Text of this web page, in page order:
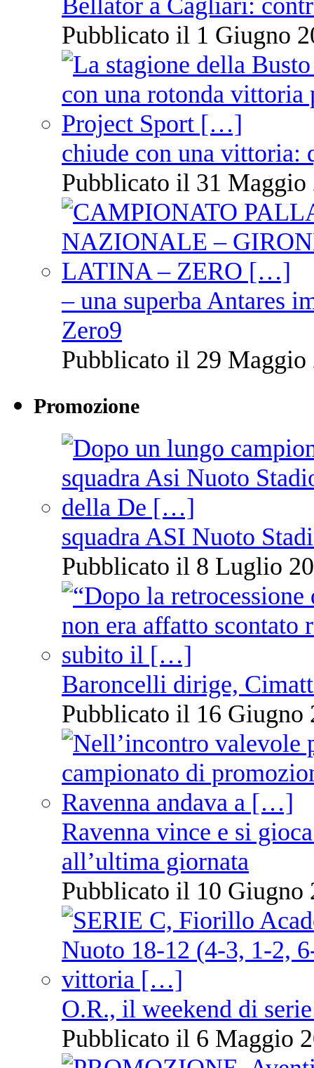
Pubblicato il 1 Giugno
chiude con una vittoria:
Pubblicato il 31 Maggio
– una superba Antares
Zero9
Pubblicato il 29 Maggio
Promozione
squadra ASI Nuoto
Pubblicato il 8 Luglio
Baroncelli dirige,
Pubblicato il 16 Giugno
Ravenna vince e si
all’ultima giornata
Pubblicato il 10 Giugno
O.R., il weekend di
Pubblicato il 6 Maggio